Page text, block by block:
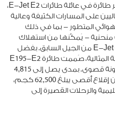
هي أكبر طائرة في عائلة طائرات E-Jet E2،
على المسارات الكثيفة وعالية
المتطور - بما في ذلك
منحنية - يُمكّنها من استهلاك
وقود أقل بكثير مقارنةً بطائرات E-Jet من الجيل السابق. بفضل
الجمع بين المدى الممتد والسعة المثالية، صُممت طائرة E195-E2
لفتح آفاق جديدة للمسارات بمرونة قصوى. بمدى يصل إلى 4,815
كيلومترًا (2,600 ميل بحري) ووزن إقلاع أقصى يبلغ 62,500 كجم،
والرحلات القصيرة إلى